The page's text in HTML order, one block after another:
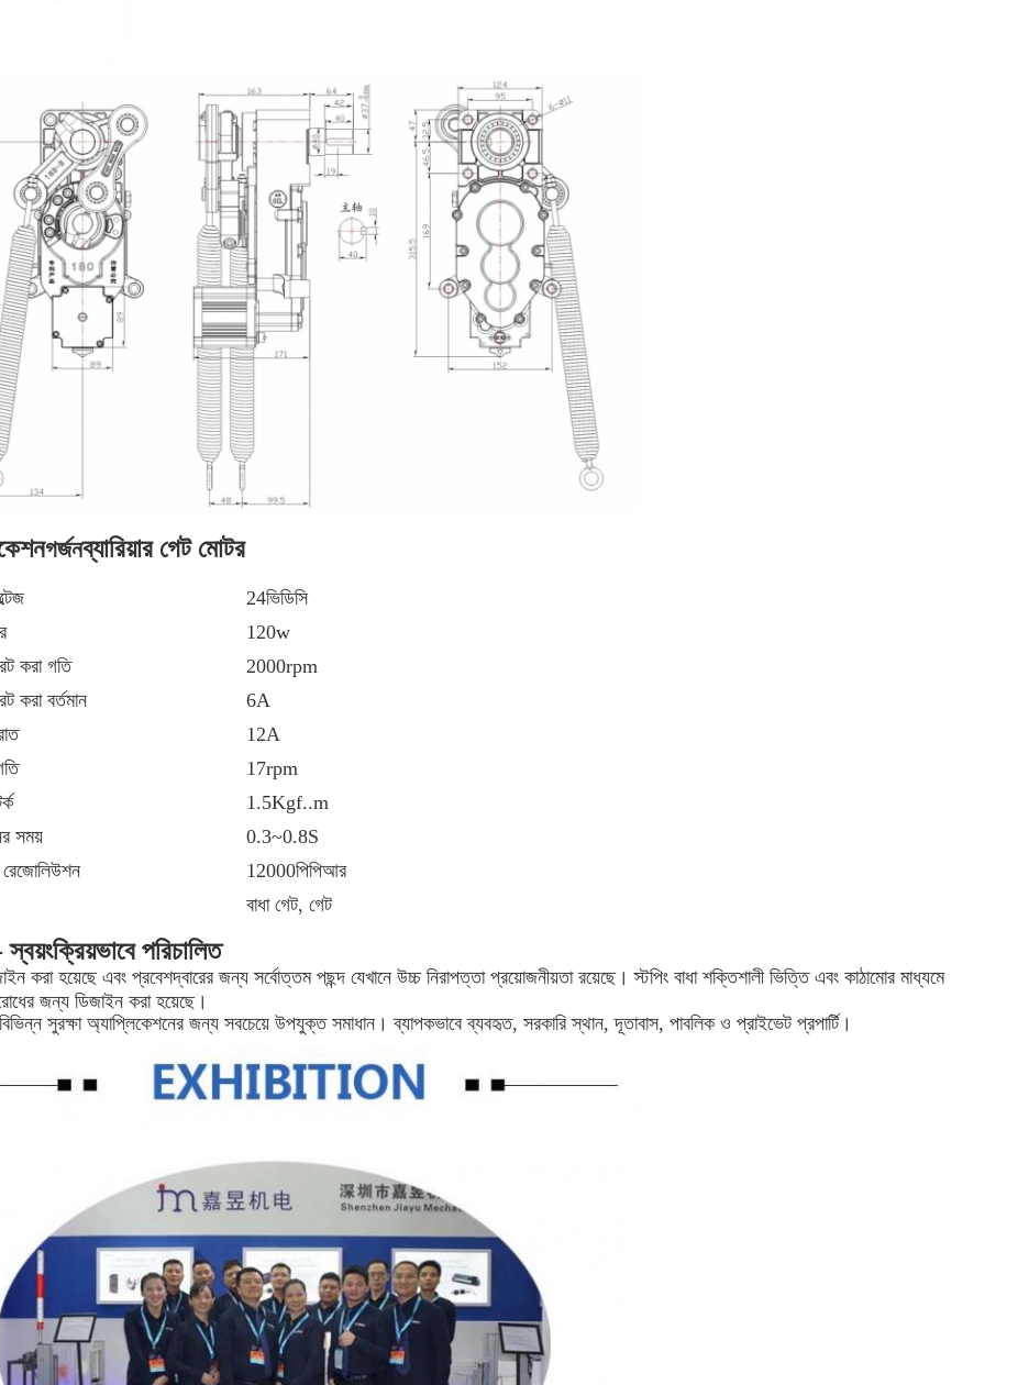
গর্জনব্যারিয়ার গেট মোটর
24ভিডিসি
120w
করা গতি
2000rpm
করা বর্তমান
6A
12A
17rpm
1.5Kgf..m
সময়
0.3~0.8S
12000পিপিআর
বাধা গেট, গেট
স্বয়ংক্রিয়ভাবে পরিচালিত
করা হয়েছে এবং প্রবেশদ্বারের জন্য সর্বোত্তম পছন্দ যেখানে উচ্চ নিরাপত্তা প্রয়োজনীয়তা রয়েছে। স্টপিং বাধা শক্তিশালী ভিত্তি এবং কাঠামোর মাধ্যমে
জন্য ডিজাইন করা হয়েছে।
বিভিন্ন সুরক্ষা অ্যাপ্লিকেশনের জন্য সবচেয়ে উপযুক্ত সমাধান। ব্যাপকভাবে ব্যবহৃত, সরকারি স্থান, দূতাবাস, পাবলিক ও প্রাইভেট প্রপার্টি।